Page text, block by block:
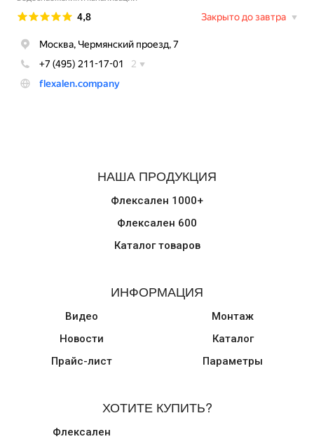
НАША ПРОДУКЦИЯ
Флексален 1000+
Флексален 600
Каталог товаров
ИНФОРМАЦИЯ
Видео
Новости
Прайс-лист
Монтаж
Каталог
Параметры
ХОТИТЕ КУПИТЬ?
Флексален